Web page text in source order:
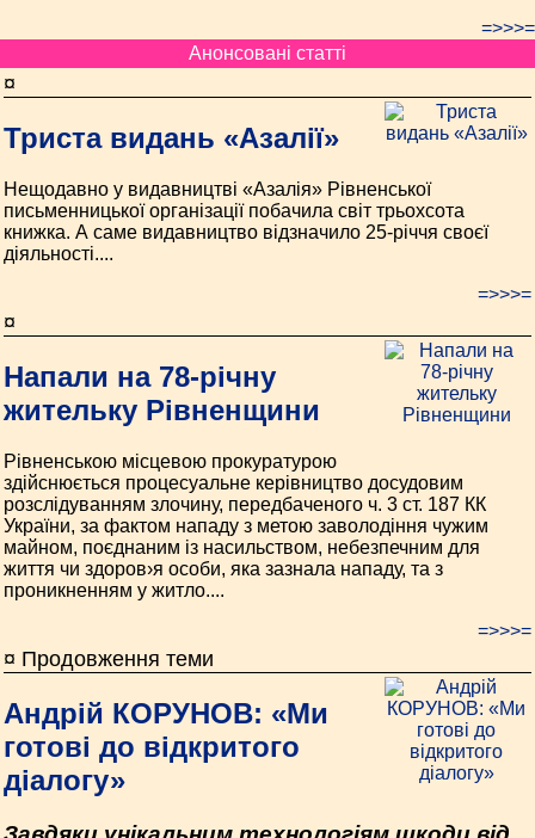
=>>>=
Анонсовані статті
¤
Триста видань «Азалії»
Нещодавно у видавництві «Азалія» Рівненської
письменницької організації побачила світ трьохсота
книжка. А саме видавництво відзначило 25-річчя своєї
діяльності....
=>>>=
¤
Напали на 78-річну
жительку Рівненщини
Рівненською місцевою прокуратурою
здійснюється процесуальне керівництво досудовим
розслідуванням злочину, передбаченого ч. 3 ст. 187 КК
України, за фактом нападу з метою заволодіння чужим
майном, поєднаним із насильством, небезпечним для
життя чи здоров›я особи, яка зазнала нападу, та з
проникненням у житло....
=>>>=
¤ Продовження теми
Андрій КОРУНОВ: «Ми
готові до відкритого
діалогу»